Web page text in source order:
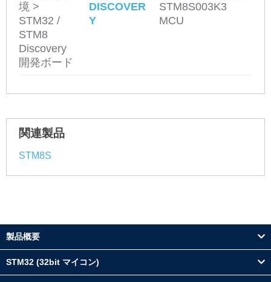
境 >
STM32 /
STM8
Discovery
開発ボード
DISCOVER
Y
STM8S003K3
MCU
関連製品
STM8S
製品概要
STM32 (32bit マイコン)